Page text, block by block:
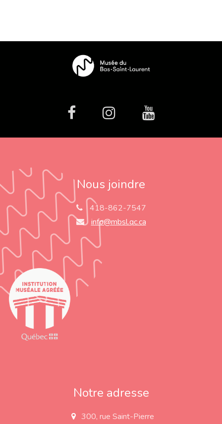
facebookInstagramYoutube
Nous joindre
418-862-7547
info@mbsl.qc.ca
Notre adresse
a
300, rue Saint-Pierre